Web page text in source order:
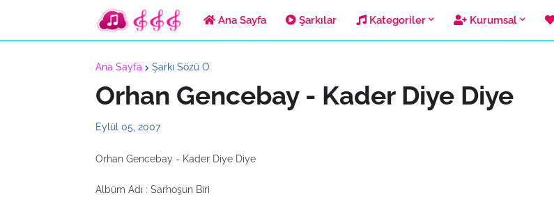
Ana Sayfa Şarkılar Kategoriler Kurumsal
Ana Sayfa Şarkı Sözü O
Orhan Gencebay - Kader Diye Diye
Eylül 05, 2007
Orhan Gencebay - Kader Diye Diye
Albüm Adı : Sarhoşun Biri